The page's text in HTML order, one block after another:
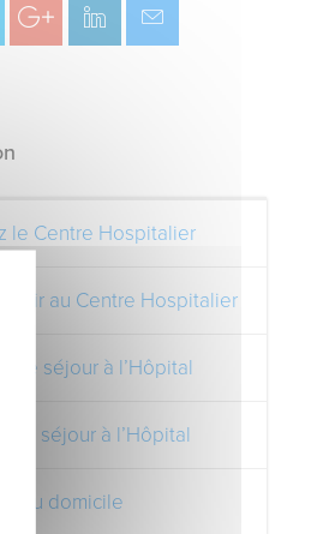
le Centre Hospitalier
venir au Centre Hospitalier
séjour à l’Hôpital
séjour à l’Hôpital
au domicile